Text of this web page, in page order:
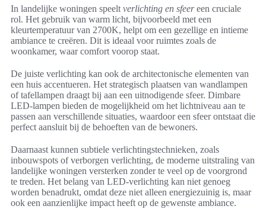
In landelijke woningen speelt verlichting en sfeereen cruciale
rol. Het gebruik van warm licht, bijvoorbeeld met een
kleurtemperatuur van 2700K, helpt om een gezellige en intieme
ambiance te creëren. Dit is ideaal voor ruimtes zoals de
woonkamer, waar comfort voorop staat.
De juiste verlichting kan ook de architectonische elementen van
een huis accentueren. Het strategisch plaatsen van wandlampen
of tafellampen draagt bij aan een uitnodigende sfeer. Dimbare
LED-lampen bieden de mogelijkheid om het lichtniveau aan te
passen aan verschillende situaties, waardoor een sfeer ontstaat die
perfect aansluit bij de behoeften van de bewoners.
Daarnaast kunnen subtiele verlichtingstechnieken, zoals
inbouwspots of verborgen verlichting, de moderne uitstraling van
landelijke woningen versterken zonder te veel op de voorgrond
te treden. Het belang van LED-verlichting kan niet genoeg
worden benadrukt, omdat deze niet alleen energiezuinig is, maar
ook een aanzienlijke impact heeft op de gewenste ambiance.